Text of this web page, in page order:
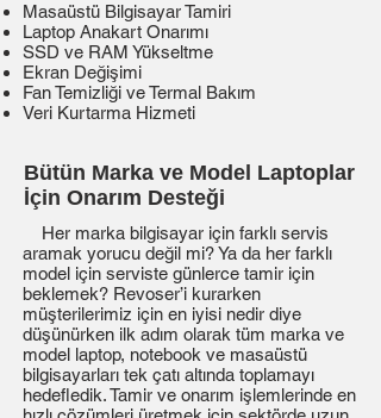
Masaüstü Bilgisayar Tamiri
Laptop Anakart Onarımı
SSD ve RAM Yükseltme
Ekran Değişimi
Fan Temizliği ve Termal Bakım
Veri Kurtarma Hizmeti
Bütün Marka ve Model Laptoplar
İçin Onarım Desteği
Her marka bilgisayar için farklı servis
aramak yorucu değil mi? Ya da her farklı
model için serviste günlerce tamir için
beklemek? Revoser’i kurarken
müşterilerimiz için en iyisi nedir diye
düşünürken ilk adım olarak tüm marka ve
model laptop, notebook ve masaüstü
bilgisayarları tek çatı altında toplamayı
hedefledik. Tamir ve onarım işlemlerinde en